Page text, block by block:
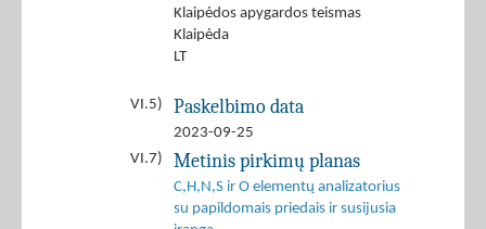
Klaipėdos apygardos teismas
Klaipėda
LT
VI.5) Paskelbimo data
2023-09-25
VI.7)
Metinis pirkimų planas
C,H,N,S ir O elementų analizatorius
su papildomais priedais ir susijusia